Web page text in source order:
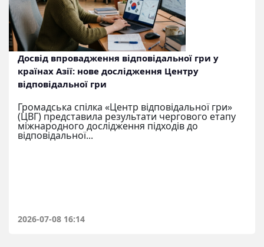
Досвід впровадження відповідальної гри у
країнах Азії: нове дослідження Центру
відповідальної гри
Громадська спілка «Центр відповідальної гри»
(ЦВГ) представила результати чергового етапу
міжнародного дослідження підходів до
відповідальної...
2026-07-08 16:14